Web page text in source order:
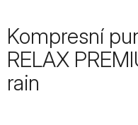
Kompresní
RELAX
rain